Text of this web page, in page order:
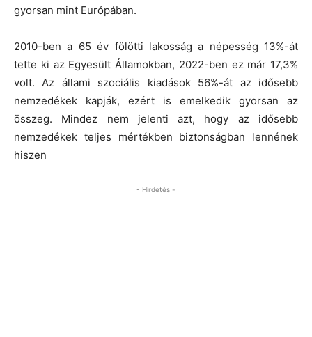
gyorsan mint Európában.
2010-ben a 65 év fölötti lakosság a népesség 13%-át
tette ki az Egyesült Államokban, 2022-ben ez már 17,3%
volt. Az állami szociális kiadások 56%-át az idősebb
nemzedékek kapják, ezért is emelkedik gyorsan az
összeg. Mindez nem jelenti azt, hogy az idősebb
nemzedékek teljes mértékben biztonságban lennének
hiszen
- Hirdetés -